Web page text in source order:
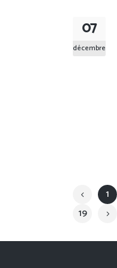
07
décembre
1
19